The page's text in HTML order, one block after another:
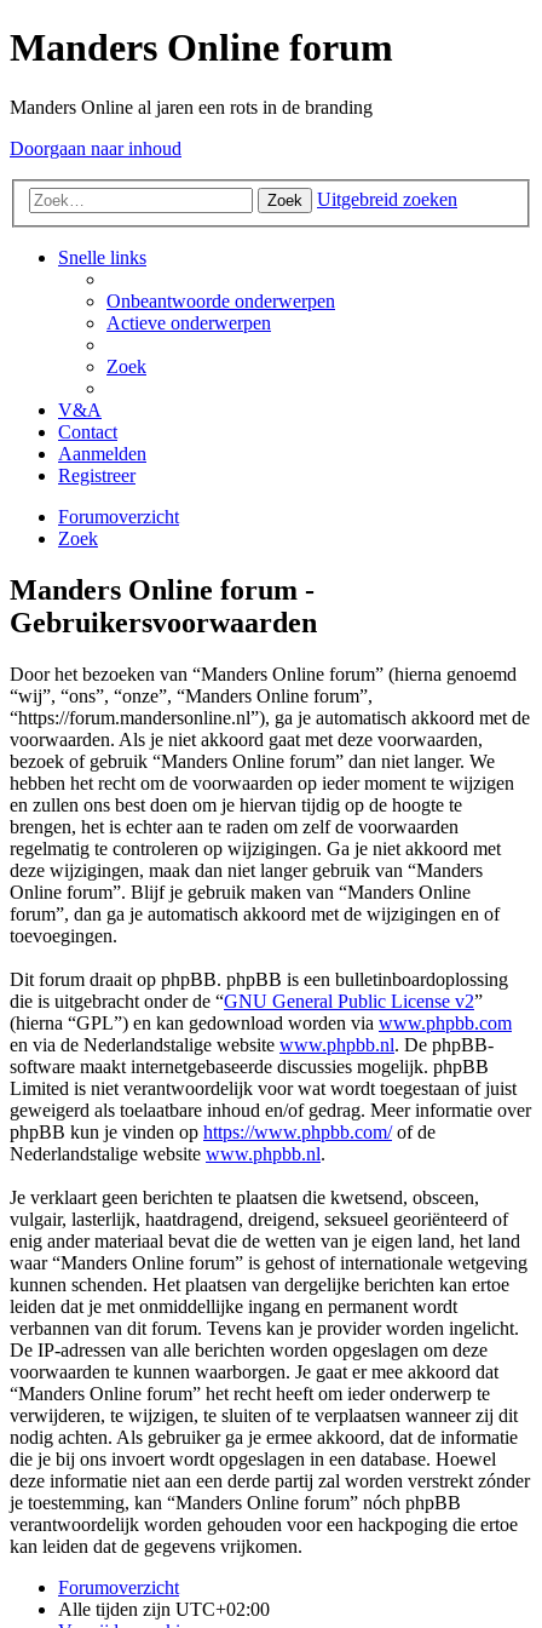
Manders Online forum
Manders Online al jaren een rots in de branding
Doorgaan naar inhoud
Zoek Uitgebreid zoeken
Snelle links
Onbeantwoorde onderwerpen
Actieve onderwerpen
Zoek
V&A
Contact
Aanmelden
Registreer
Forumoverzicht
Zoek
Manders Online forum -
Gebruikersvoorwaarden
Door het bezoeken van “Manders Online forum” (hierna genoemd
“wij”, “ons”, “onze”, “Manders Online forum”,
“https://forum.mandersonline.nl”), ga je automatisch akkoord met de
voorwaarden. Als je niet akkoord gaat met deze voorwaarden,
bezoek of gebruik “Manders Online forum” dan niet langer. We
hebben het recht om de voorwaarden op ieder moment te wijzigen
en zullen ons best doen om je hiervan tijdig op de hoogte te
brengen, het is echter aan te raden om zelf de voorwaarden
regelmatig te controleren op wijzigingen. Ga je niet akkoord met
deze wijzigingen, maak dan niet langer gebruik van “Manders
Online forum”. Blijf je gebruik maken van “Manders Online
forum”, dan ga je automatisch akkoord met de wijzigingen en of
toevoegingen.
Dit forum draait op phpBB. phpBB is een bulletinboardoplossing
die is uitgebracht onder de “GNU General Public License v2”
(hierna “GPL”) en kan gedownload worden via www.phpbb.com
en via de Nederlandstalige website www.phpbb.nl. De phpBB-
software maakt internetgebaseerde discussies mogelijk. phpBB
Limited is niet verantwoordelijk voor wat wordt toegestaan of juist
geweigerd als toelaatbare inhoud en/of gedrag. Meer informatie over
phpBB kun je vinden op https://www.phpbb.com/of de
Nederlandstalige website www.phpbb.nl.
Je verklaart geen berichten te plaatsen die kwetsend, obsceen,
vulgair, lasterlijk, haatdragend, dreigend, seksueel georiënteerd of
enig ander materiaal bevat die de wetten van je eigen land, het land
waar “Manders Online forum” is gehost of internationale wetgeving
kunnen schenden. Het plaatsen van dergelijke berichten kan ertoe
leiden dat je met onmiddellijke ingang en permanent wordt
verbannen van dit forum. Tevens kan je provider worden ingelicht.
De IP-adressen van alle berichten worden opgeslagen om deze
voorwaarden te kunnen waarborgen. Je gaat er mee akkoord dat
“Manders Online forum” het recht heeft om ieder onderwerp te
verwijderen, te wijzigen, te sluiten of te verplaatsen wanneer zij dit
nodig achten. Als gebruiker ga je ermee akkoord, dat de informatie
die je bij ons invoert wordt opgeslagen in een database. Hoewel
deze informatie niet aan een derde partij zal worden verstrekt zónder
je toestemming, kan “Manders Online forum” nóch phpBB
verantwoordelijk worden gehouden voor een hackpoging die ertoe
kan leiden dat de gegevens vrijkomen.
Forumoverzicht
Alle tijden zijn UTC+02:00